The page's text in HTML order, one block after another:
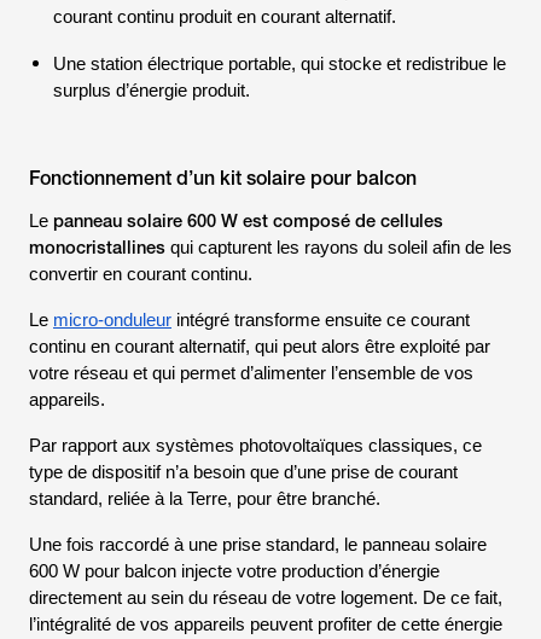
courant continu produit en courant alternatif.
Une station électrique portable, qui stocke et redistribue le
surplus d’énergie produit.
Fonctionnement d’un kit solaire pour balcon
Le panneau solaire 600 W est composé de cellules
monocristallines qui capturent les rayons du soleil afin de les
convertir en courant continu.
Le micro-onduleur intégré transforme ensuite ce courant
continu en courant alternatif, qui peut alors être exploité par
votre réseau et qui permet d’alimenter l’ensemble de vos
appareils.
Par rapport aux systèmes photovoltaïques classiques, ce
type de dispositif n’a besoin que d’une prise de courant
standard, reliée à la Terre, pour être branché.
Une fois raccordé à une prise standard, le panneau solaire
600 W pour balcon injecte votre production d’énergie
directement au sein du réseau de votre logement. De ce fait,
l’intégralité de vos appareils peuvent profiter de cette énergie